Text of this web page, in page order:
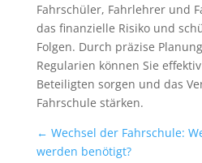
Fahrschüler, Fahrlehrer und
das finanzielle Risiko und
Folgen. Durch präzise
Regularien können Sie
Beteiligten sorgen und das
Fahrschule stärken.
← Wechsel der Fahrschule:
werden benötigt?